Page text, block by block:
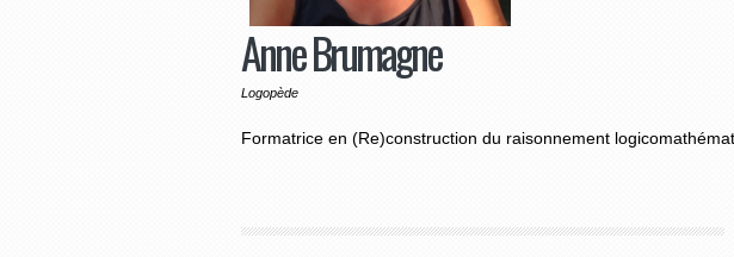
Anne Brumagne
Logopède
Formatrice en (Re)construction du raisonnement